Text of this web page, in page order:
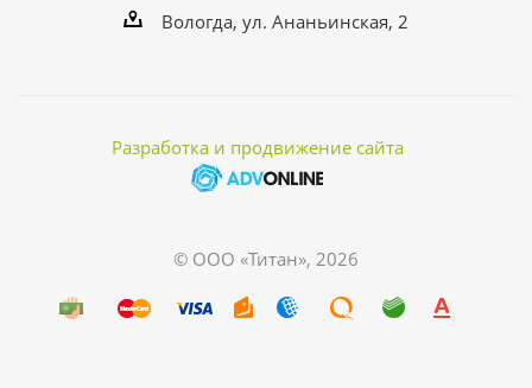
Вологда, ул. Ананьинская, 2
Разработка и продвижение сайта
© ООО «Титан», 2026